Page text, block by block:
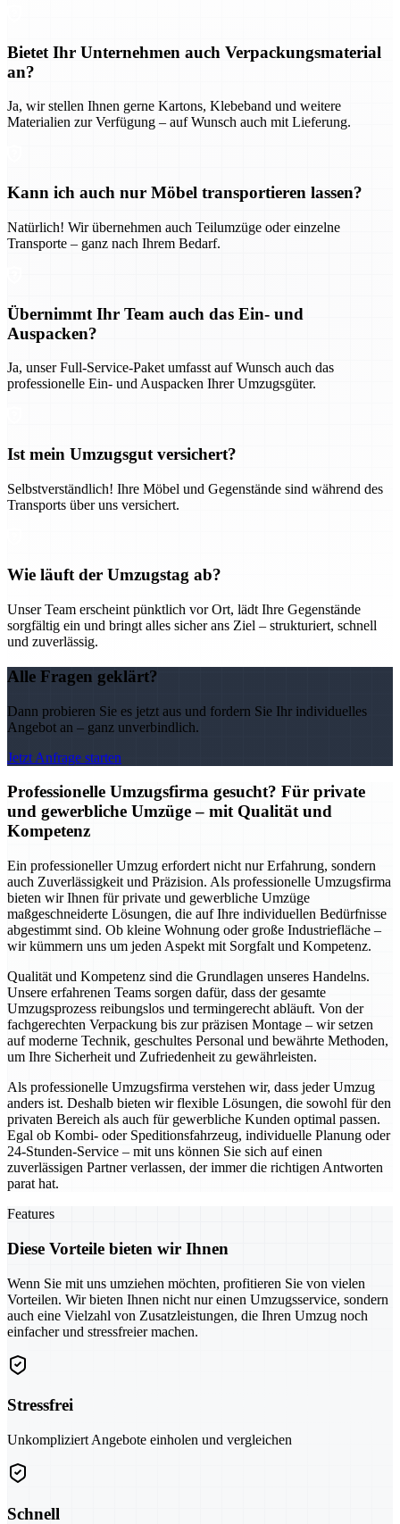
Bietet Ihr Unternehmen auch Verpackungsmaterial
an?
Ja, wir stellen Ihnen gerne Kartons, Klebeband und weitere
Materialien zur Verfügung – auf Wunsch auch mit Lieferung.
Kann ich auch nur Möbel transportieren lassen?
Natürlich! Wir übernehmen auch Teilumzüge oder einzelne
Transporte – ganz nach Ihrem Bedarf.
Übernimmt Ihr Team auch das Ein- und
Auspacken?
Ja, unser Full-Service-Paket umfasst auf Wunsch auch das
professionelle Ein- und Auspacken Ihrer Umzugsgüter.
Ist mein Umzugsgut versichert?
Selbstverständlich! Ihre Möbel und Gegenstände sind während des
Transports über uns versichert.
Wie läuft der Umzugstag ab?
Unser Team erscheint pünktlich vor Ort, lädt Ihre Gegenstände
sorgfältig ein und bringt alles sicher ans Ziel – strukturiert, schnell
und zuverlässig.
Alle Fragen geklärt?
Dann probieren Sie es jetzt aus und fordern Sie Ihr individuelles
Angebot an – ganz unverbindlich.
Jetzt Anfrage starten
Professionelle Umzugsfirma gesucht? Für private
und gewerbliche Umzüge – mit Qualität und
Kompetenz
Ein professioneller Umzug erfordert nicht nur Erfahrung, sondern
auch Zuverlässigkeit und Präzision. Als professionelle Umzugsfirma
bieten wir Ihnen für private und gewerbliche Umzüge
maßgeschneiderte Lösungen, die auf Ihre individuellen Bedürfnisse
abgestimmt sind. Ob kleine Wohnung oder große Industriefläche –
wir kümmern uns um jeden Aspekt mit Sorgfalt und Kompetenz.
Qualität und Kompetenz sind die Grundlagen unseres Handelns.
Unsere erfahrenen Teams sorgen dafür, dass der gesamte
Umzugsprozess reibungslos und termingerecht abläuft. Von der
fachgerechten Verpackung bis zur präzisen Montage – wir setzen
auf moderne Technik, geschultes Personal und bewährte Methoden,
um Ihre Sicherheit und Zufriedenheit zu gewährleisten.
Als professionelle Umzugsfirma verstehen wir, dass jeder Umzug
anders ist. Deshalb bieten wir flexible Lösungen, die sowohl für den
privaten Bereich als auch für gewerbliche Kunden optimal passen.
Egal ob Kombi- oder Speditionsfahrzeug, individuelle Planung oder
24-Stunden-Service – mit uns können Sie sich auf einen
zuverlässigen Partner verlassen, der immer die richtigen Antworten
parat hat.
Features
Diese Vorteile bieten wir Ihnen
Wenn Sie mit uns umziehen möchten, profitieren Sie von vielen
Vorteilen. Wir bieten Ihnen nicht nur einen Umzugsservice, sondern
auch eine Vielzahl von Zusatzleistungen, die Ihren Umzug noch
einfacher und stressfreier machen.
Stressfrei
Unkompliziert Angebote einholen und vergleichen
Schnell